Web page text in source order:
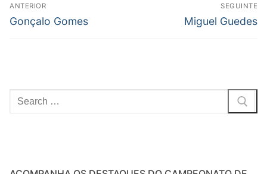
de
ANTERIOR
Previous
Gonçalo Gomes
SEGUINTE
Next
Miguel Guedes
Pesquisar
por: